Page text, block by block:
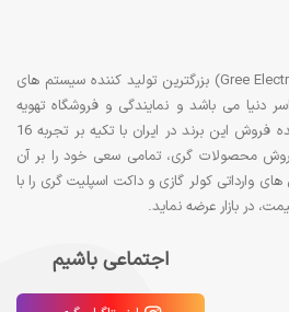
شرکت گری (Gree Electric Appliances Inc) بزرگترین تولید کننده سیستم های
دنیا می باشد و نمایندگی و فروشگاه تهویه
مطبوع گری ایران به عنوان نماینده فروش این برند در ایران با تکیه بر تجربه 16
محصولات گری، تمامی سعی خود را بر آن
وارداتی کولر گازی و داکت اسپلیت گری را با
در بازار عرضه نماید.
اجتماعی باشیم